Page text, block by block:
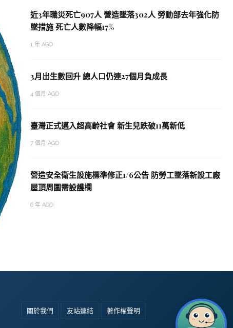
近3年職災死亡907人 營造墜落302人 勞動部去年強化防
墜措施 死亡人數降幅17%
1 年 AGO
3月出生數回升 總人口仍連27個月負成長
4 個月 AGO
臺灣正式邁入超高齡社會 新生兒跌破11萬新低
7 個月 AGO
營造安全衛生設施標準修正1/6公告 防勞工墜落新設工廠
屋頂周圍需設護欄
6 年 AGO
關於我們 友站連結 著作權聲明